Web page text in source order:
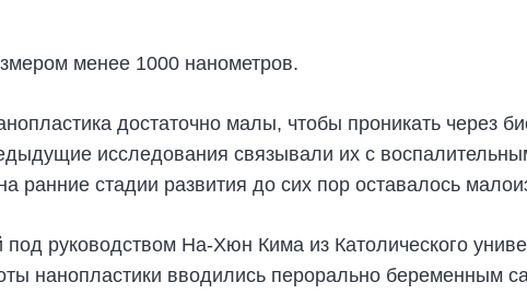
менее 1000 нанометров.
достаточно малы, чтобы проникать через
исследования связывали их с
ранние стадии развития до сих пор оставалось
руководством На-Хюн Кима из Католического
нанопластики вводились перорально беременным